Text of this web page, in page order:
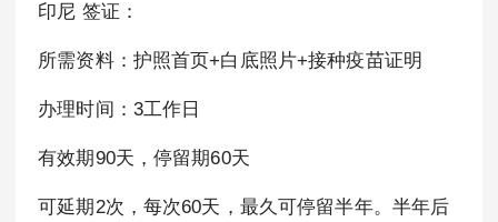
印尼 签证：
所需资料：护照首页+白底照片+接种疫苗证明
办理时间：3工作日
有效期90天，停留期60天
可延期2次，每次60天，最久可停留半年。半年后